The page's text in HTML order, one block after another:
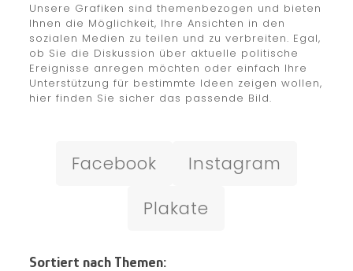
Unsere Grafiken sind themenbezogen und bieten
Ihnen die Möglichkeit, Ihre Ansichten in den
sozialen Medien zu teilen und zu verbreiten. Egal,
ob Sie die Diskussion über aktuelle politische
Ereignisse anregen möchten oder einfach Ihre
Unterstützung für bestimmte Ideen zeigen wollen,
hier finden Sie sicher das passende Bild.
Facebook
Instagram
Plakate
Sortiert nach Themen: